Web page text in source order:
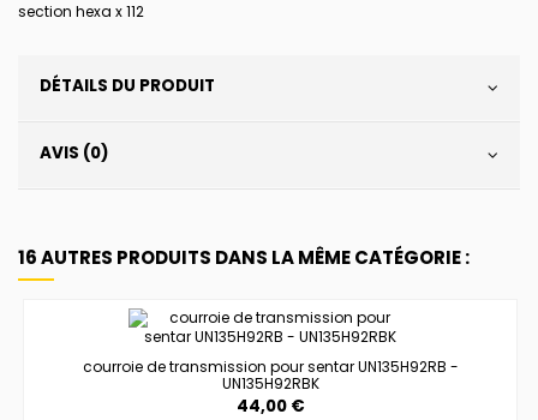
section hexa x 112
DÉTAILS DU PRODUIT
AVIS (0)
16 AUTRES PRODUITS DANS LA MÊME CATÉGORIE :
courroie de transmission pour sentar UN135H92RB -
UN135H92RBK
44,00 €